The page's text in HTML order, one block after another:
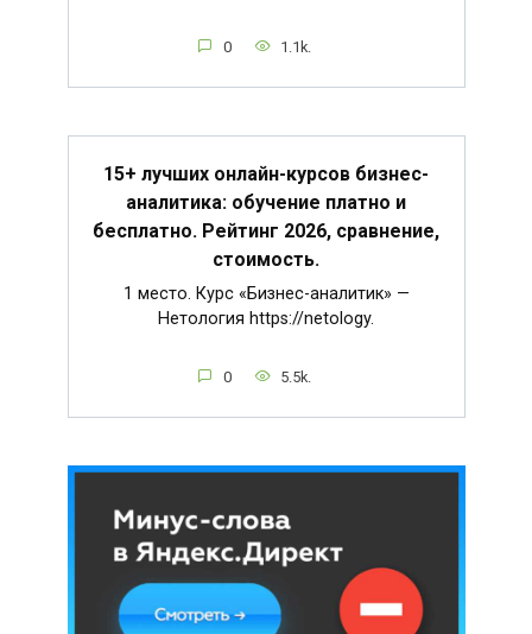
0 1.1k.
15+ лучших онлайн-курсов бизнес-
аналитика: обучение платно и
бесплатно. Рейтинг 2026, сравнение,
стоимость.
1 место. Курс «Бизнес-аналитик» —
Нетология https://netology.
0 5.5k.